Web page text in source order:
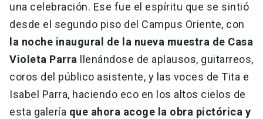
una celebración. Ese fue el espíritu que se sintió
desde el segundo piso del Campus Oriente, con
la noche inaugural de la nueva muestra de Casa
Violeta Parra llenándose de aplausos, guitarreos,
coros del público asistente, y las voces de Tita e
Isabel Parra, haciendo eco en los altos cielos de
esta galería que ahora acoge la obra pictórica y